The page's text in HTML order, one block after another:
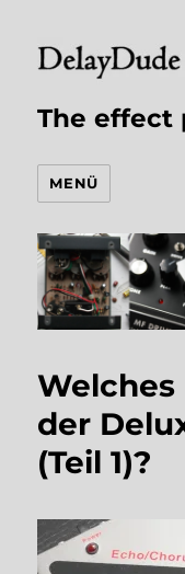
The effect
MENÜ
der
(Teil 1)?